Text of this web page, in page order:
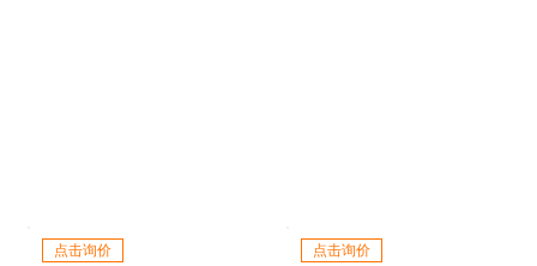
点击询价 点击询价